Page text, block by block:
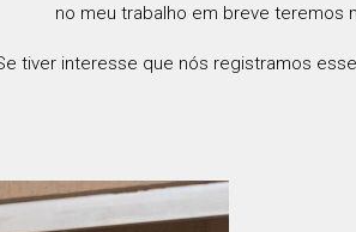
no meu trabalho em breve teremos
tiver interesse que nós registramos